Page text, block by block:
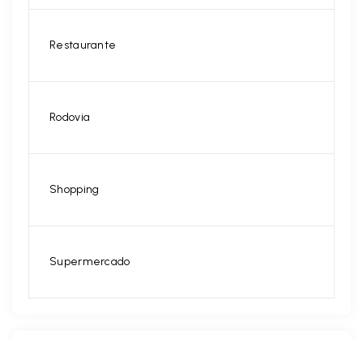
Restaurante
Rodovia
Shopping
Supermercado